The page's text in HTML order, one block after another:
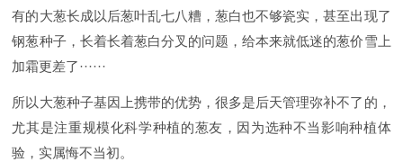
有的大葱长成以后葱叶乱七八糟，葱白也不够瓷实，甚至出现了
钢葱种子，长着长着葱白分叉的问题，给本来就低迷的葱价雪上
加霜更差了······
所以大葱种子基因上携带的优势，很多是后天管理弥补不了的，
尤其是注重规模化科学种植的葱友，因为选种不当影响种植体
验，实属悔不当初。